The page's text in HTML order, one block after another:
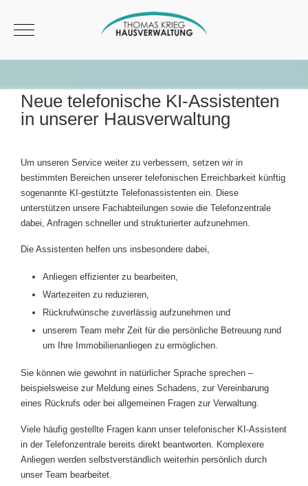
Mobile Menu Toggle
Neue telefonische KI-Assistenten
in unserer Hausverwaltung
Um unseren Service weiter zu verbessern, setzen wir in
bestimmten Bereichen unserer telefonischen Erreichbarkeit künftig
sogenannte KI-gestützte Telefonassistenten ein. Diese
unterstützen unsere Fachabteilungen sowie die Telefonzentrale
dabei, Anfragen schneller und strukturierter aufzunehmen.
Die Assistenten helfen uns insbesondere dabei,
Anliegen effizienter zu bearbeiten,
Wartezeiten zu reduzieren,
Rückrufwünsche zuverlässig aufzunehmen und
unserem Team mehr Zeit für die persönliche Betreuung rund
um Ihre Immobilienanliegen zu ermöglichen.
Sie können wie gewohnt in natürlicher Sprache sprechen –
beispielsweise zur Meldung eines Schadens, zur Vereinbarung
eines Rückrufs oder bei allgemeinen Fragen zur Verwaltung.
Viele häufig gestellte Fragen kann unser telefonischer KI-Assistent
in der Telefonzentrale bereits direkt beantworten. Komplexere
Anliegen werden selbstverständlich weiterhin persönlich durch
unser Team bearbeitet.